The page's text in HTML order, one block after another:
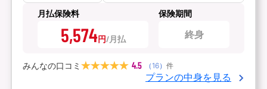
月払保険料
5,574円
保険期間
終身
みんなの口コミ 4.5 （ 16） 件
プランの中身を見る